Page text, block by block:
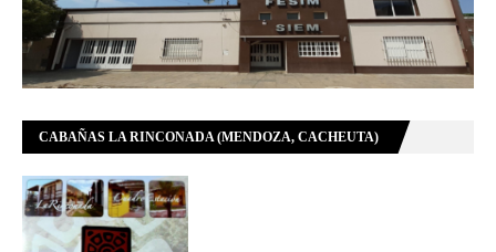
CABAÑAS LA RINCONADA (MENDOZA, CACHEUTA)